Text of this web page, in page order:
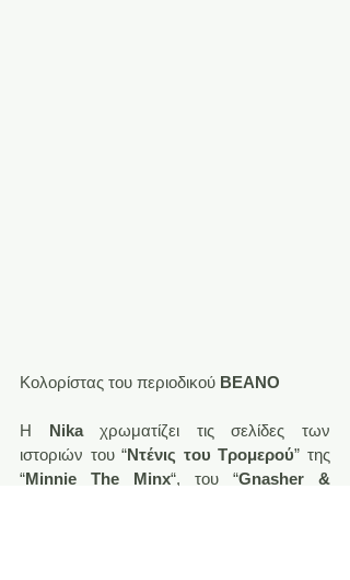
Κολορίστας του περιοδικού BEANO
H Nika χρωματίζει τις σελίδες των
ιστοριών του “Nτένις του Τρομερού” της
“Minnie The Minx“, του “Gnasher &